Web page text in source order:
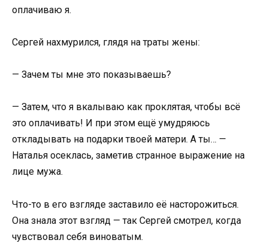
оплачиваю я.
Сергей нахмурился, глядя на траты жены:
— Зачем ты мне это показываешь?
— Затем, что я вкалываю как проклятая, чтобы всё
это оплачивать! И при этом ещё умудряюсь
откладывать на подарки твоей матери. А ты… —
Наталья осеклась, заметив странное выражение на
лице мужа.
Что-то в его взгляде заставило её насторожиться.
Она знала этот взгляд — так Сергей смотрел, когда
чувствовал себя виноватым.